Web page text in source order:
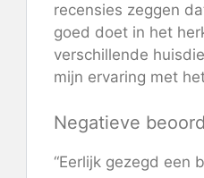
recensies zeggen
goed doet in het
verschillende
mijn ervaring met
Negatieve
“Eerlijk gezegd een